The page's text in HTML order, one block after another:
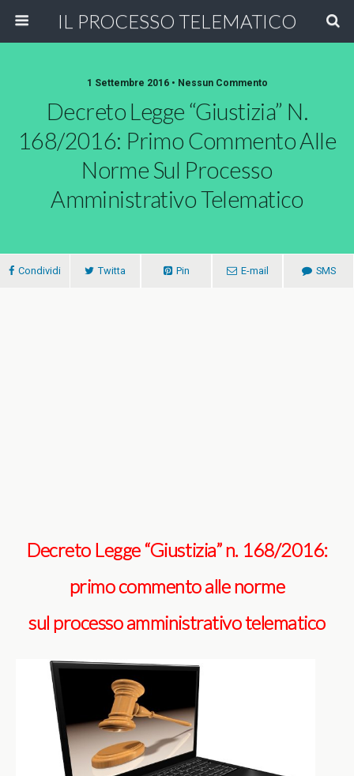
IL PROCESSO TELEMATICO
1 Settembre 2016 • Nessun Commento
Decreto Legge “Giustizia” N.
168/2016: Primo Commento Alle
Norme Sul Processo
Amministrativo Telematico
Condividi Twitta Pin E-mail SMS
Decreto Legge “Giustizia” n. 168/2016:
primo commento alle norme
sul processo amministrativo telematico